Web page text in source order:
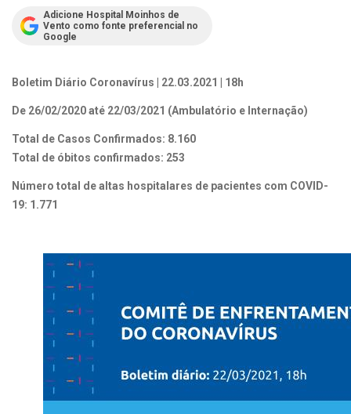
Adicione Hospital Moinhos de
Vento como fonte preferencial no
Google
Boletim Diário Coronavírus | 22.03.2021 | 18h
De 26/02/2020 até 22/03/2021 (Ambulatório e Internação)
Total de Casos Confirmados: 8.160
Total de óbitos confirmados: 253
Número total de altas hospitalares de pacientes com COVID-
19: 1.771